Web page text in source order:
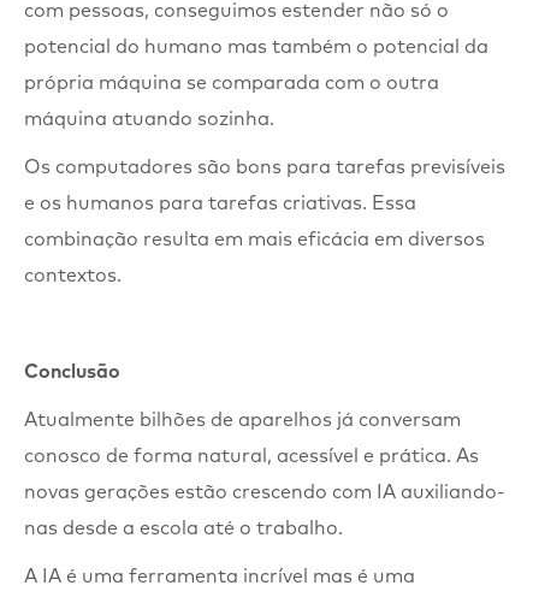
com pessoas, conseguimos estender não só o
potencial do humano mas também o potencial da
própria máquina se comparada com o outra
máquina atuando sozinha.
Os computadores são bons para tarefas previsíveis
e os humanos para tarefas criativas. Essa
combinação resulta em mais eficácia em diversos
contextos.
Conclusão
Atualmente bilhões de aparelhos já conversam
conosco de forma natural, acessível e prática. As
novas gerações estão crescendo com IA auxiliando-
nas desde a escola até o trabalho.
A IA é uma ferramenta incrível mas é uma